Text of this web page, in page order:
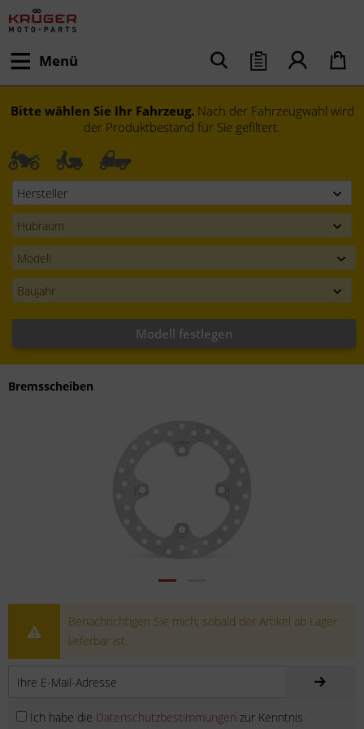
Menü
Bitte wählen Sie Ihr Fahrzeug. Nach der Fahrzeugwahl wird
der Produktbestand für Sie gefiltert.
Modell festlegen
Bremsscheiben
Benachrichtigen Sie mich, sobald der Artikel ab Lager
lieferbar ist.
Ich habe die Datenschutzbestimmungen zur Kenntnis